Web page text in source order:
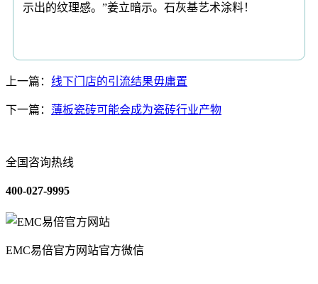
示出的纹理感。”姜立暗示。石灰基艺术涂料！
上一篇： 线下门店的引流结果毋庸置
下一篇： 薄板瓷砖可能会成为瓷砖行业产物
全国咨询热线
400-027-9995
EMC易倍官方网站官方微信